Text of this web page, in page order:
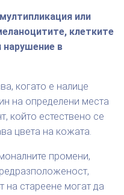
или
клетките
нарушение в
когато е налице
на определени места
който естествено се
цвета на кожата.
промени,
на стареене могат да